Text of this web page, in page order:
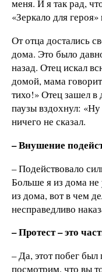
меня. И я так рад,
«Зеркало для
От отца достались
дома. Это было
назад. Отец искал
домой, мама
тихо!» Отец зашел
паузы вздохнул:
ничего не сказал.
– Внушение
– Подействовало
Больше я из дома не
из дома, вот в чем
несправедливо
– Протест – это
– Да, этот побег
посмотрим, что вы